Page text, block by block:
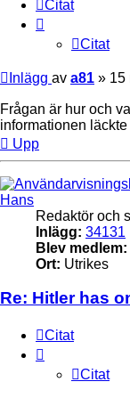
Citat
Citat
Inlägg av a81 » 15
Frågan är hur och
informationen
Upp
Hans
Redaktör och
Inlägg: 34131
Blev medlem:
Ort: Utrikes
Re: Hitler has
Citat
Citat